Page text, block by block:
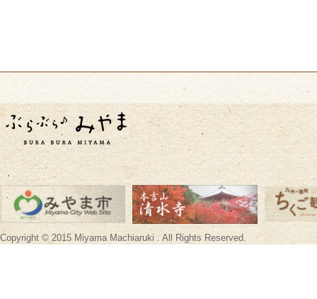
Copyright © 2015 Miyama Machiaruki . All Rights Reserved.